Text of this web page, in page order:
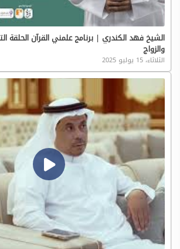
الشيخ فهد الكندري | برنامج علمني القرآن الحلقة
والزواج
الثلاثاء، 15 يوليو 2025